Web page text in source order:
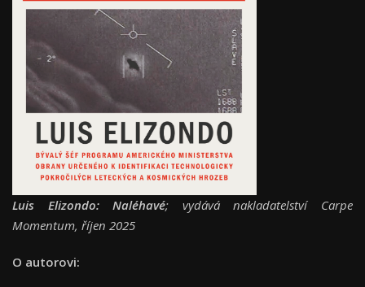
Luis Elizondo: Naléhavé; vydává nakladatelství Carpe
Momentum, říjen 2025
O autorovi: